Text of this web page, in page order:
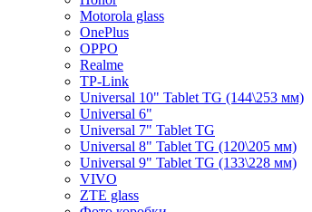
Motorola glass
OnePlus
OPPO
Realme
TP-Link
Universal 10" Tablet TG (144\253 мм)
Universal 6"
Universal 7" Tablet TG
Universal 8" Tablet TG (120\205 мм)
Universal 9" Tablet TG (133\228 мм)
VIVO
ZTE glass